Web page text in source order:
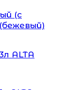
(с
ALTA